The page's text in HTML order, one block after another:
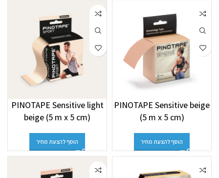
PINOTAPE Sensitive beige
(5 m x 5 cm)
הוסף להצעת מחיר
PINOTAPE Sensitive light
beige (5 m x 5 cm)
הוסף להצעת מחיר